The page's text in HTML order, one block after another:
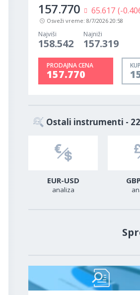
157.770 65.617 (-
Osveži vreme: 8/7/2026 20:58
Najviši
158.542
Najniži
157.319
PRODAJNA CENA
157.770
Ostali instrumenti -
EUR-USD
analiza